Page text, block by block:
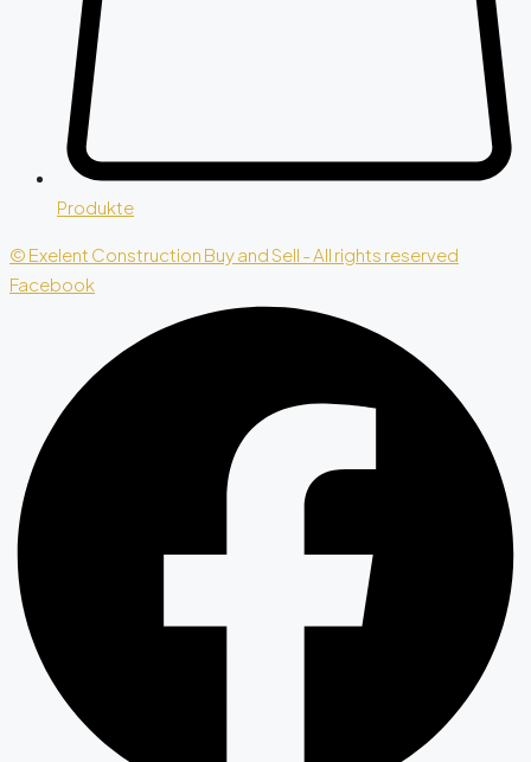
Produkte
© Exelent Construction Buy and Sell - All rights reserved
Facebook